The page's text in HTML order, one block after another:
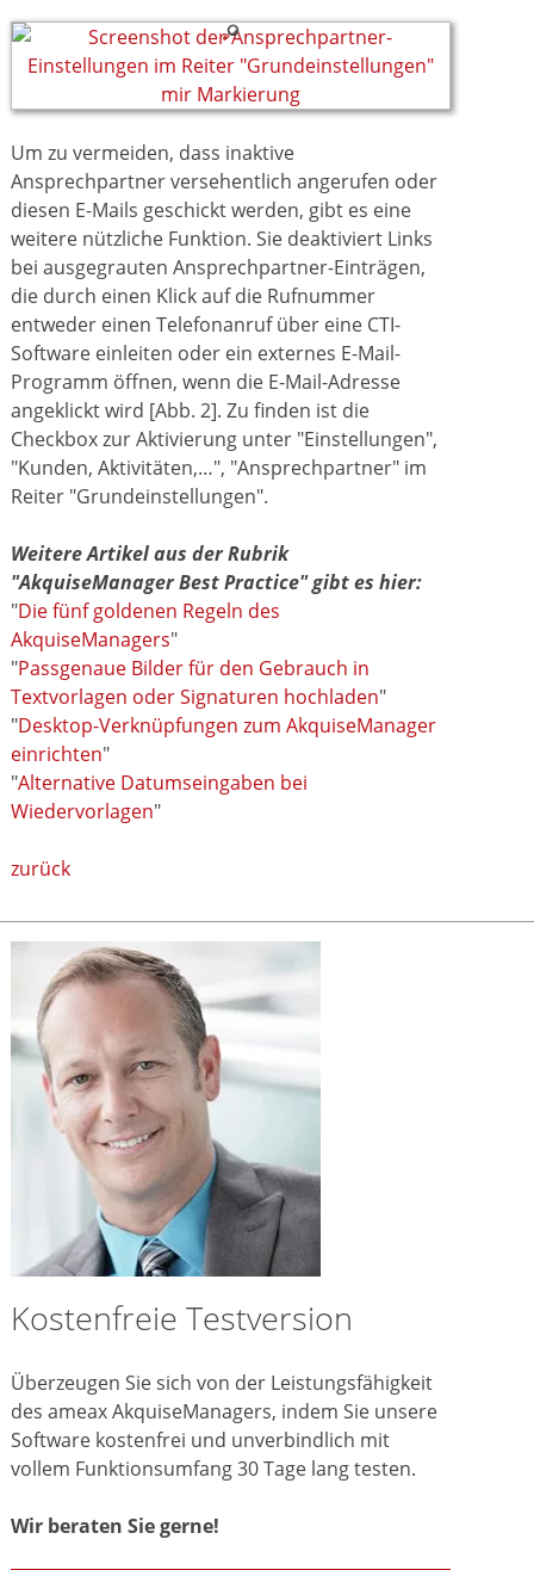
Um zu vermeiden, dass inaktive
Ansprechpartner versehentlich angerufen oder
diesen E-Mails geschickt werden, gibt es eine
weitere nützliche Funktion. Sie deaktiviert Links
bei ausgegrauten Ansprechpartner-Einträgen,
die durch einen Klick auf die Rufnummer
entweder einen Telefonanruf über eine CTI-
Software einleiten oder ein externes E-Mail-
Programm öffnen, wenn die E-Mail-Adresse
angeklickt wird [Abb. 2]. Zu finden ist die
Checkbox zur Aktivierung unter "Einstellungen",
"Kunden, Aktivitäten,…", "Ansprechpartner" im
Reiter "Grundeinstellungen".
Weitere Artikel aus der Rubrik
"AkquiseManager Best Practice" gibt es hier:
"Die fünf goldenen Regeln des
AkquiseManagers"
"Passgenaue Bilder für den Gebrauch in
Textvorlagen oder Signaturen hochladen"
"Desktop-Verknüpfungen zum AkquiseManager
einrichten"
"Alternative Datumseingaben bei
Wiedervorlagen"
zurück
Kostenfreie Testversion
Überzeugen Sie sich von der Leistungsfähigkeit
des ameax AkquiseManagers, indem Sie unsere
Software kostenfrei und unverbindlich mit
vollem Funktionsumfang 30 Tage lang testen.
Wir beraten Sie gerne!